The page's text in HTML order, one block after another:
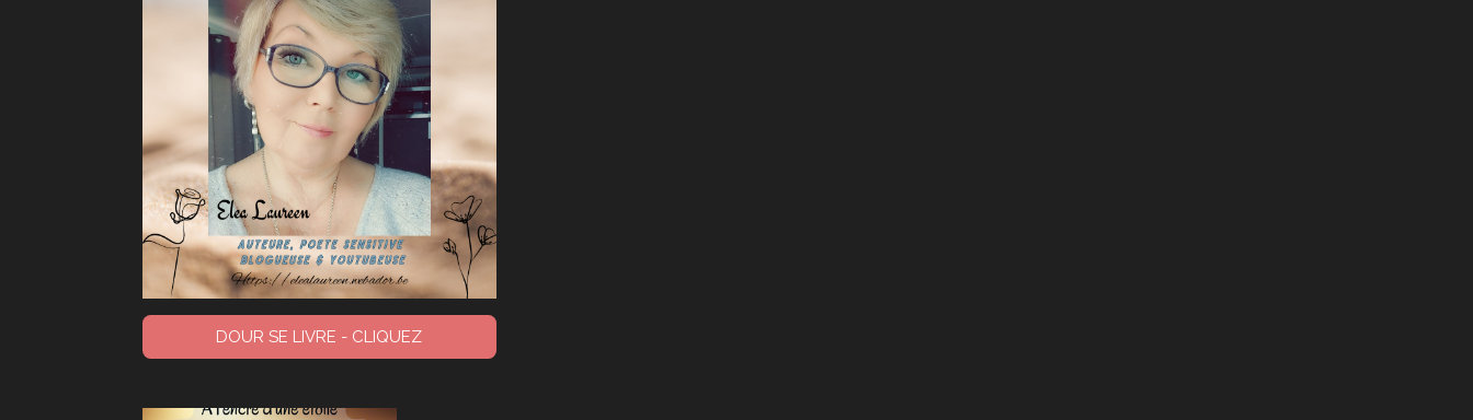
DOUR SE LIVRE - CLIQUEZ